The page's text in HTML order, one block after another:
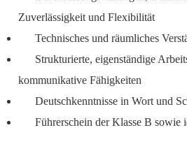
Zuverlässigkeit und Flexibilität
Technisches und räumliches
Strukturierte, eigenständige
kommunikative Fähigkeiten
Deutschkenntnisse in Wort und
Führerschein der Klasse B sowie